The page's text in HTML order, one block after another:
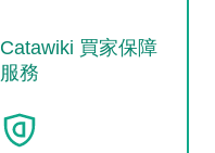
Catawiki 買家保障
服務